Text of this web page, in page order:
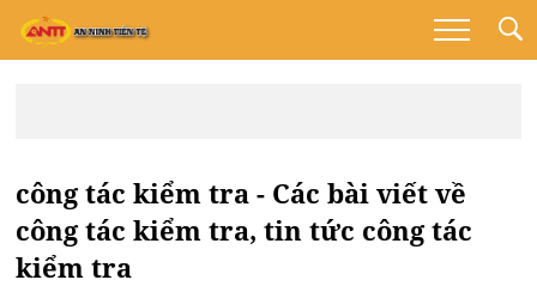
công tác kiểm tra - Các bài viết về
công tác kiểm tra, tin tức công tác
kiểm tra